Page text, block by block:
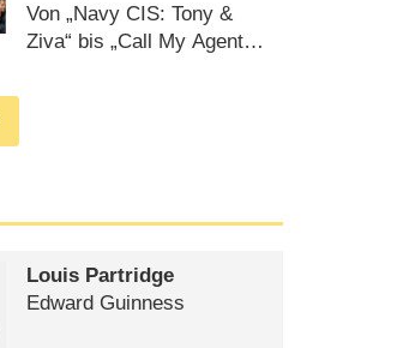
Von „Navy CIS: Tony &
Ziva“ bis „Call My Agent
Louis Partridge
Edward Guinness